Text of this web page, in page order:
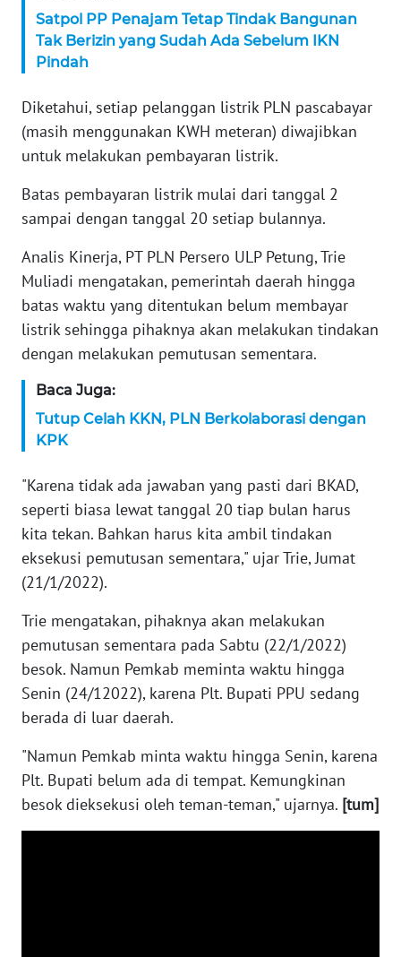
Satpol PP Penajam Tetap Tindak Bangunan
Tak Berizin yang Sudah Ada Sebelum IKN
Pindah
Diketahui, setiap pelanggan listrik PLN pascabayar
(masih menggunakan KWH meteran) diwajibkan
untuk melakukan pembayaran listrik.
Batas pembayaran listrik mulai dari tanggal 2
sampai dengan tanggal 20 setiap bulannya.
Analis Kinerja, PT PLN Persero ULP Petung, Trie
Muliadi mengatakan, pemerintah daerah hingga
batas waktu yang ditentukan belum membayar
listrik sehingga pihaknya akan melakukan tindakan
dengan melakukan pemutusan sementara.
Baca Juga:
Tutup Celah KKN, PLN Berkolaborasi dengan
KPK
"Karena tidak ada jawaban yang pasti dari BKAD,
seperti biasa lewat tanggal 20 tiap bulan harus
kita tekan. Bahkan harus kita ambil tindakan
eksekusi pemutusan sementara," ujar Trie, Jumat
(21/1/2022).
Trie mengatakan, pihaknya akan melakukan
pemutusan sementara pada Sabtu (22/1/2022)
besok. Namun Pemkab meminta waktu hingga
Senin (24/12022), karena Plt. Bupati PPU sedang
berada di luar daerah.
"Namun Pemkab minta waktu hingga Senin, karena
Plt. Bupati belum ada di tempat. Kemungkinan
besok dieksekusi oleh teman-teman," ujarnya. [tum]
WN
SUMUT
JAKARTA
WN
WN
WN
NTT
WN
WN
PAPUA
WN
PAPUA
BARAT
WN
RIAU
WN
JAMBI
WN
SULTRA